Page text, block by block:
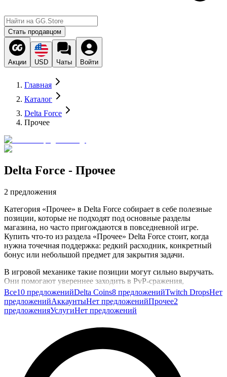
Стать продавцом
Акции USD Чаты Войти
Главная
Каталог
Delta Force
Прочее
Delta Force - Прочее
2 предложения
Категория «Прочее» в Delta Force собирает в себе полезные
позиции, которые не подходят под основные разделы
магазина, но часто пригождаются в повседневной игре.
Купить что-то из раздела «Прочее» Delta Force стоит, когда
нужна точечная поддержка: редкий расходник, конкретный
бонус или небольшой предмет для закрытия задачи.
В игровой механике такие позиции могут сильно выручать.
Они помогают увереннее заходить в PvP-сражения,
эффективнее проходить PvE-операции, ускоряют прокачку
оружия и получение лута на сложных картах. Даже
небольшие бонусы иногда меняют исход рейда и экономят вам
десятки минут рутины.
Покупка в этой категории особенно полезна, если вам не
нужен крупный пакет ресурсов, а требуется решить одну
конкретную игровую задачу: закрыть ежедневку,
подготовиться к сезонному ивенту или усилить команду
перед важной операцией.
Все10 предложенийDelta Coins8 предложенийTwitch DropsНет
предложенийАккаунтыНет предложенийПрочее2
предложенияУслугиНет предложений